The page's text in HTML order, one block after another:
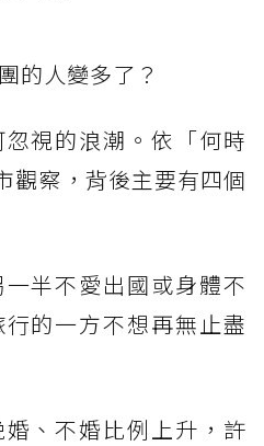
的人變多了？
視的浪潮。依「何時
觀察，背後主要有四個
半不愛出國或身體不
的一方不想再無止盡
婚、不婚比例上升，許